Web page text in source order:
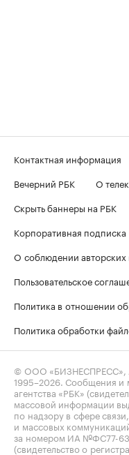
Контактная информация
Вечерний РБК
О
Скрыть баннеры на РБК
Корпоративная подписка
О соблюдении авторских
Пользовательское
Политика в отношении
Политика обработки
© ООО «БИЗНЕСПРЕСС»,
1995–2026 . Сообщения
агентства «РБК»
массовой информации
по надзору в сфере
и массовых
за номером ИА №ФС77-
(свидетельство о